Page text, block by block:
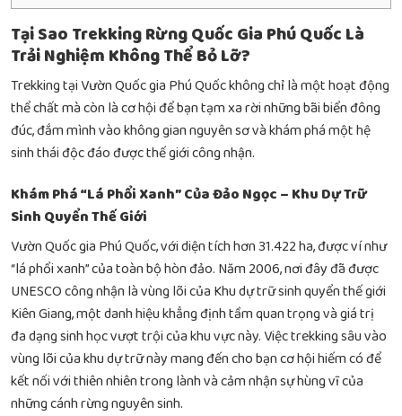
Tại Sao Trekking Rừng Quốc Gia Phú Quốc Là
Trải Nghiệm Không Thể Bỏ Lỡ?
Trekking tại Vườn Quốc gia Phú Quốc không chỉ là một hoạt động
thể chất mà còn là cơ hội để bạn tạm xa rời những bãi biển đông
đúc, đắm mình vào không gian nguyên sơ và khám phá một hệ
sinh thái độc đáo được thế giới công nhận.
Khám Phá “Lá Phổi Xanh” Của Đảo Ngọc – Khu Dự Trữ
Sinh Quyển Thế Giới
Vườn Quốc gia Phú Quốc, với diện tích hơn 31.422 ha, được ví như
“lá phổi xanh” của toàn bộ hòn đảo. Năm 2006, nơi đây đã được
UNESCO công nhận là vùng lõi của Khu dự trữ sinh quyển thế giới
Kiên Giang, một danh hiệu khẳng định tầm quan trọng và giá trị
đa dạng sinh học vượt trội của khu vực này. Việc trekking sâu vào
vùng lõi của khu dự trữ này mang đến cho bạn cơ hội hiếm có để
kết nối với thiên nhiên trong lành và cảm nhận sự hùng vĩ của
những cánh rừng nguyên sinh.